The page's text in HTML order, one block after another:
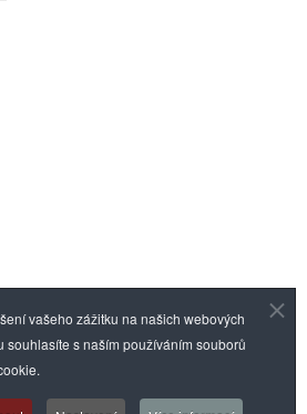
vašeho zážitku na našich webových
souhlasíte s naším používáním souborů